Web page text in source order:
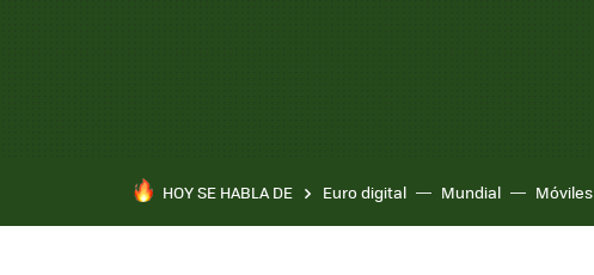
HOY SE HABLA DE Euro digital Mundial Móviles